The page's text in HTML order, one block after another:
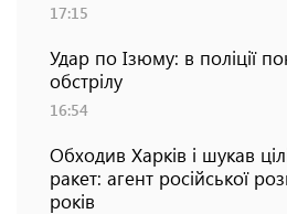
17:15
Удар по Ізюму: в поліції
обстрілу
16:54
Обходив Харків і шукав
ракет: агент російської
років